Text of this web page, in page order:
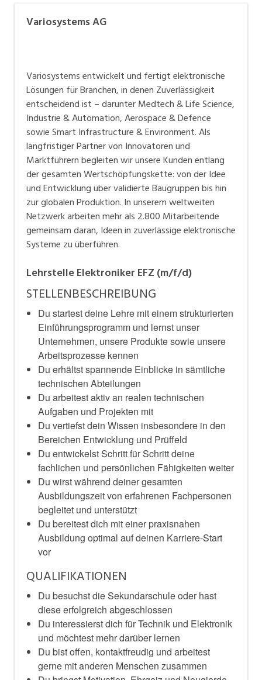
Marketing, Kommunikation, Medien, Druck
Verkauf, Handel, Kundenberatung,
Aussendienst
Sicherheit, Rettung, Polizei, Zoll
Variosystems entwickelt und fertigt elektronische
Smart Infrastructure & Environment. Als langfristiger
Partner von Innovatoren und Marktführern begleiten
wir unsere Kunden entlang der gesamten
Wertschöpfungskette: von der Idee und Entwicklung
über validierte Baugruppen bis hin zur globalen
Produktion. In unserem weltweiten Netzwerk arbeiten
mehr als 2.800 Mitarbeitende gemeinsam daran, Ideen
in zuverlässige elektronische Systeme zu überführen.
Variosystems AG
Variosystems entwickelt und fertigt elektronische
Lösungen für Branchen, in denen Zuverlässigkeit
entscheidend ist – darunter Medtech & Life Science,
Industrie & Automation, Aerospace & Defence
sowie Smart Infrastructure & Environment. Als
langfristiger Partner von Innovatoren und
Marktführern begleiten wir unsere Kunden entlang
der gesamten Wertschöpfungskette: von der Idee
und Entwicklung über validierte Baugruppen bis hin
zur globalen Produktion. In unserem weltweiten
Netzwerk arbeiten mehr als 2.800 Mitarbeitende
gemeinsam daran, Ideen in zuverlässige elektronische
Systeme zu überführen.
Lehrstelle Elektroniker EFZ (m/f/d)
STELLENBESCHREIBUNG
Du startest deine Lehre mit einem strukturierten
Einführungsprogramm und lernst unser
Unternehmen, unsere Produkte sowie unsere
Arbeitsprozesse kennen
Du erhältst spannende Einblicke in sämtliche
technischen Abteilungen
Du arbeitest aktiv an realen technischen
Aufgaben und Projekten mit
Du vertiefst dein Wissen insbesondere in den
Bereichen Entwicklung und Prüffeld
Du entwickelst Schritt für Schritt deine
fachlichen und persönlichen Fähigkeiten weiter
Du wirst während deiner gesamten
Ausbildungszeit von erfahrenen Fachpersonen
begleitet und unterstützt
Du bereitest dich mit einer praxisnahen
Ausbildung optimal auf deinen Karriere-Start
vor
QUALIFIKATIONEN
Du besuchst die Sekundarschule oder hast
diese erfolgreich abgeschlossen
Du interessierst dich für Technik und Elektronik
und möchtest mehr darüber lernen
Du bist offen, kontaktfreudig und arbeitest
gerne mit anderen Menschen zusammen